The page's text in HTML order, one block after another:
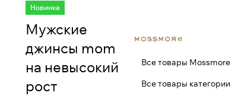
Новинка
Мужские
джинсы mom
на невысокий
рост
Все товары Mossmore
Все товары категории